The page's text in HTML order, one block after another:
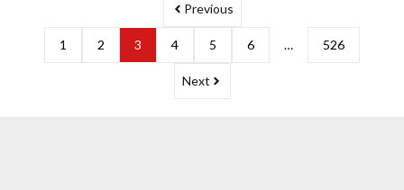
Previous
1 2 3 4 5 6 … 526
Next